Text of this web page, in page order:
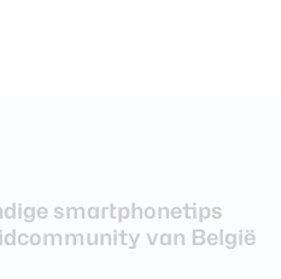
smartphonetips
van België